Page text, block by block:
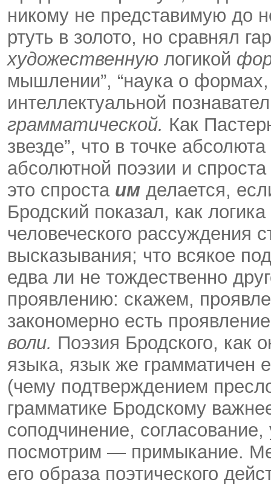
никому не представимую до
ртуть в золото, но сравнял
художественную логикой
мышлении”, “наука о формах,
интеллектуальной
грамматической. Как
звезде”, что в точке
абсолютной поэзии и
это спроста им делается,
Бродский показал, как
человеческого рассуждения
высказывания; что всякое
едва ли не тождественно
проявлению: скажем,
закономерно есть
воли. Поэзия Бродского, как
языка, язык же грамматичен
(чему подтверждением
грамматике Бродскому
соподчинение,
посмотрим — примыкание.
его образа поэтического